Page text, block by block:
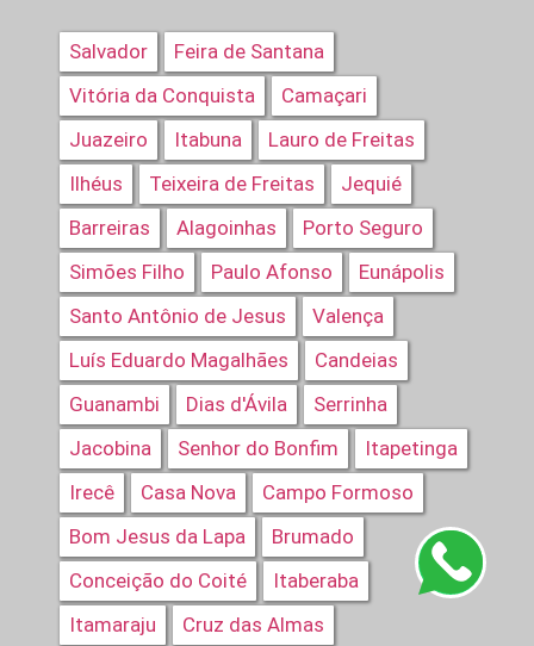
Salvador
Feira de Santana
Vitória da Conquista
Camaçari
Juazeiro
Itabuna
Lauro de Freitas
Ilhéus
Teixeira de Freitas
Jequié
Barreiras
Alagoinhas
Porto Seguro
Simões Filho
Paulo Afonso
Eunápolis
Santo Antônio de Jesus
Valença
Luís Eduardo Magalhães
Candeias
Guanambi
Dias d'Ávila
Serrinha
Jacobina
Senhor do Bonfim
Itapetinga
Irecê
Casa Nova
Campo Formoso
Bom Jesus da Lapa
Brumado
Conceição do Coité
Itaberaba
Itamaraju
Cruz das Almas